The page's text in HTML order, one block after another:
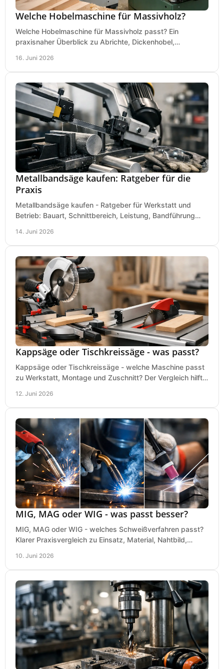
Welche Hobelmaschine für Massivholz?
Welche Hobelmaschine für Massivholz passt? Ein
praxisnaher Überblick zu Abrichte, Dickenhobel,
16. Juni 2026
Metallbandsäge kaufen: Ratgeber für die
Praxis
Metallbandsäge kaufen - Ratgeber für Werkstatt und
Betrieb: Bauart, Schnittbereich, Leistung, Bandführung
14. Juni 2026
Kappsäge oder Tischkreissäge - was passt?
Kappsäge oder Tischkreissäge - welche Maschine passt
zu Werkstatt, Montage und Zuschnitt? Der Vergleich hilft
12. Juni 2026
MIG, MAG oder WIG - was passt besser?
MIG, MAG oder WIG - welches Schweißverfahren passt?
Klarer Praxisvergleich zu Einsatz, Material, Nahtbild,
10. Juni 2026